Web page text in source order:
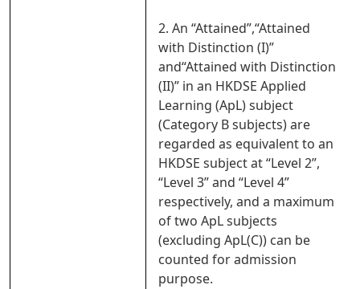
2. An “Attained”,“Attained
with Distinction (I)”
and“Attained with Distinction
(II)” in an HKDSE Applied
Learning (ApL) subject
(Category B subjects) are
regarded as equivalent to an
HKDSE subject at “Level 2”,
“Level 3” and “Level 4”
respectively, and a maximum
of two ApL subjects
(excluding ApL(C)) can be
counted for admission
purpose.